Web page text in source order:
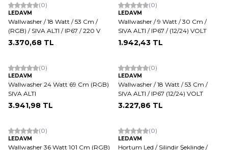
(0)
LEDAVM
Wallwasher / 18 Watt / 53 Cm /
(RGB) / SIVA ALTI / IP67 / 220 V
3.370,68 TL
(0)
LEDAVM
Wallwasher / 9 Watt / 30 Cm /
SIVA ALTI / IP67 / (12/24) VOLT
1.942,43 TL
(0)
LEDAVM
Wallwasher 24 Watt 69 Cm (RGB)
SIVA ALTI
3.941,98 TL
(0)
LEDAVM
Wallwasher / 18 Watt / 53 Cm /
SIVA ALTI / IP67 (12/24) VOLT
3.227,86 TL
(0)
LEDAVM
Wallwasher 36 Watt 101 Cm (RGB)
(0)
LEDAVM
Hortum Led / Silindir Şeklinde /